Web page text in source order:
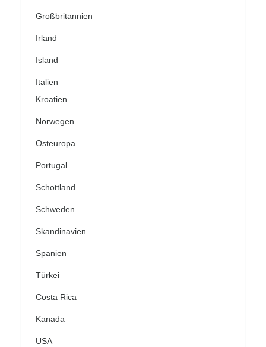
Großbritannien
Irland
Island
Italien
Kroatien
Norwegen
Osteuropa
Portugal
Schottland
Schweden
Skandinavien
Spanien
Türkei
Costa Rica
Kanada
USA